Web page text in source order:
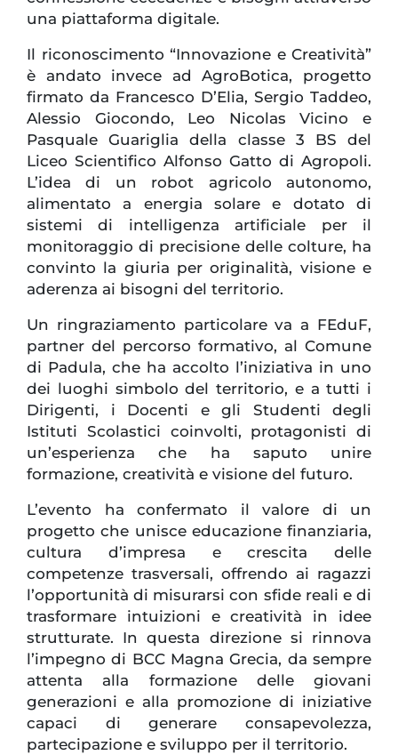
una piattaforma digitale.
Il riconoscimento “Innovazione e Creatività”
è andato invece ad AgroBotica, progetto
firmato da Francesco D’Elia, Sergio Taddeo,
Alessio Giocondo, Leo Nicolas Vicino e
Pasquale Guariglia della classe 3 BS del
Liceo Scientifico Alfonso Gatto di Agropoli.
L’idea di un robot agricolo autonomo,
alimentato a energia solare e dotato di
sistemi di intelligenza artificiale per il
monitoraggio di precisione delle colture, ha
convinto la giuria per originalità, visione e
aderenza ai bisogni del territorio.
Un ringraziamento particolare va a FEduF,
partner del percorso formativo, al Comune
di Padula, che ha accolto l’iniziativa in uno
dei luoghi simbolo del territorio, e a tutti i
Dirigenti, i Docenti e gli Studenti degli
Istituti Scolastici coinvolti, protagonisti di
un’esperienza che ha saputo unire
formazione, creatività e visione del futuro.
L’evento ha confermato il valore di un
progetto che unisce educazione finanziaria,
cultura d’impresa e crescita delle
competenze trasversali, offrendo ai ragazzi
l’opportunità di misurarsi con sfide reali e di
trasformare intuizioni e creatività in idee
strutturate. In questa direzione si rinnova
l’impegno di BCC Magna Grecia, da sempre
attenta alla formazione delle giovani
generazioni e alla promozione di iniziative
capaci di generare consapevolezza,
partecipazione e sviluppo per il territorio.